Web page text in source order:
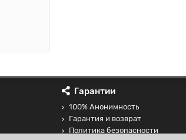
Гарантии
100% Анонимность
Гарантия и возврат
Политика безопасности